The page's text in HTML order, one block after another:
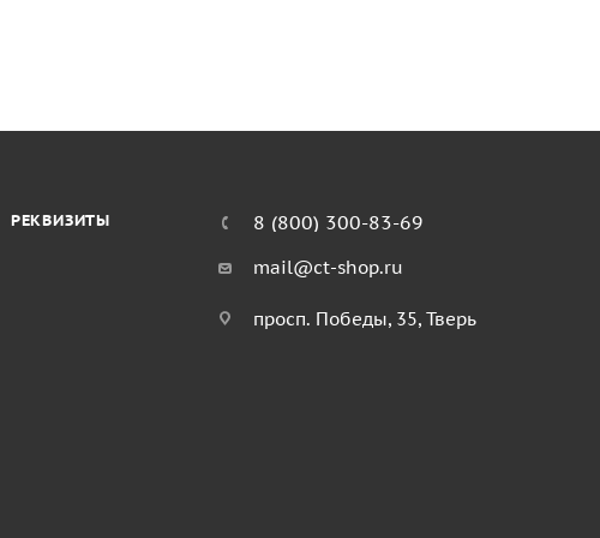
РЕКВИЗИТЫ 8 (800) 300-83-69
mail@ct-shop.ru
просп. Победы, 35, Тверь